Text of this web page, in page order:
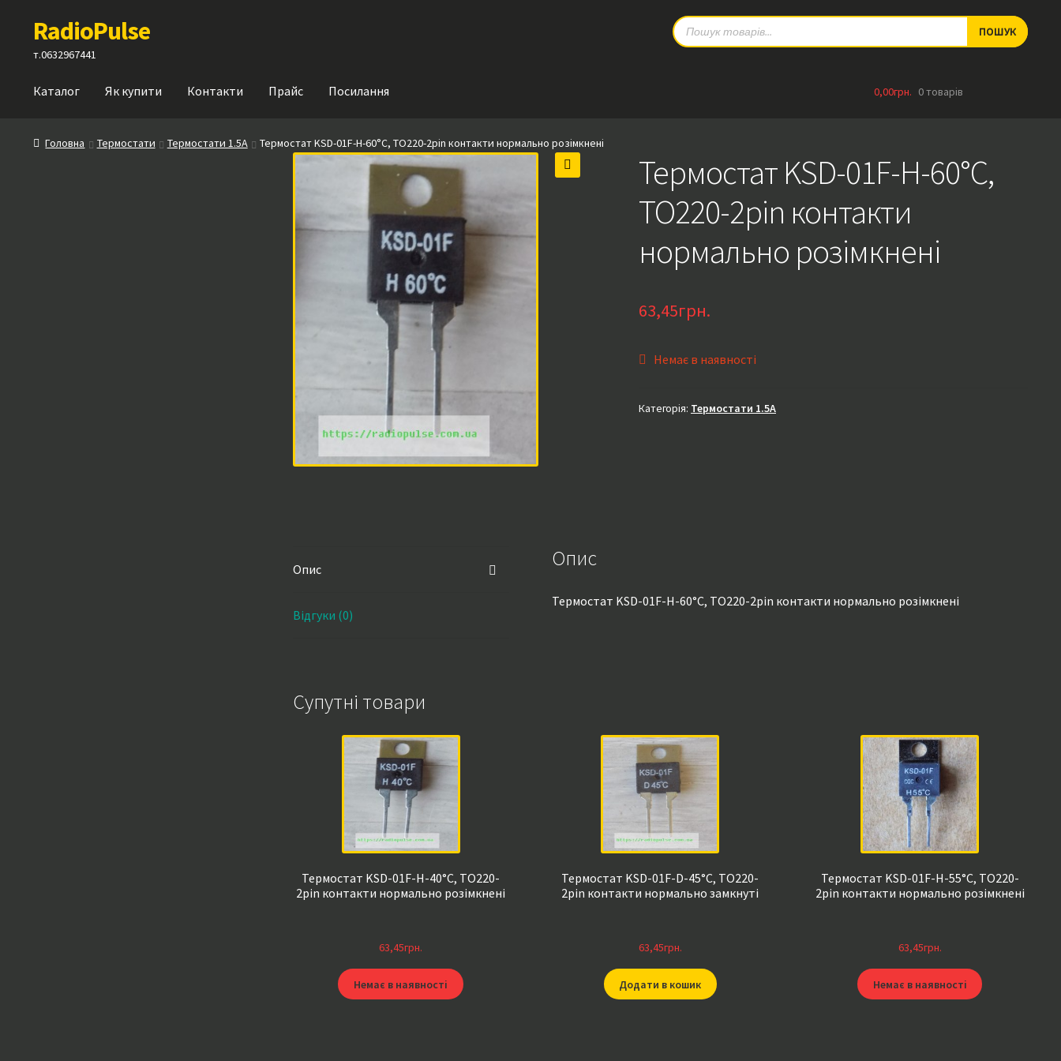
до
навігації
до
вмісту
RadioPulse
т.0632967441
Products
search
ПОШУК
Каталог Як купити Контакти Прайс Посилання 0,00грн. 0 товарів
Головна Термостати Термостати 1.5A Термостат KSD-01F-H-60°C, TO220-2pin контакти нормально розімкнені
Термостат KSD-01F-H-60°C,
TO220-2pin контакти
нормально розімкнені
63,45грн.
Немає в наявності
Категорія: Термостати 1.5A
Опис
Відгуки (0)
Опис
Термостат KSD-01F-H-60°C, TO220-2pin контакти нормально розімкнені
Супутні товари
Термостат KSD-01F-H-40°C, TO220-
2pin контакти нормально розімкнені
63,45грн.
Немає в наявності
Термостат KSD-01F-D-45°C, TO220-
2pin контакти нормально замкнуті
63,45грн.
Додати в кошик
Термостат KSD-01F-H-55°C, TO220-
2pin контакти нормально розімкнені
63,45грн.
Немає в наявності